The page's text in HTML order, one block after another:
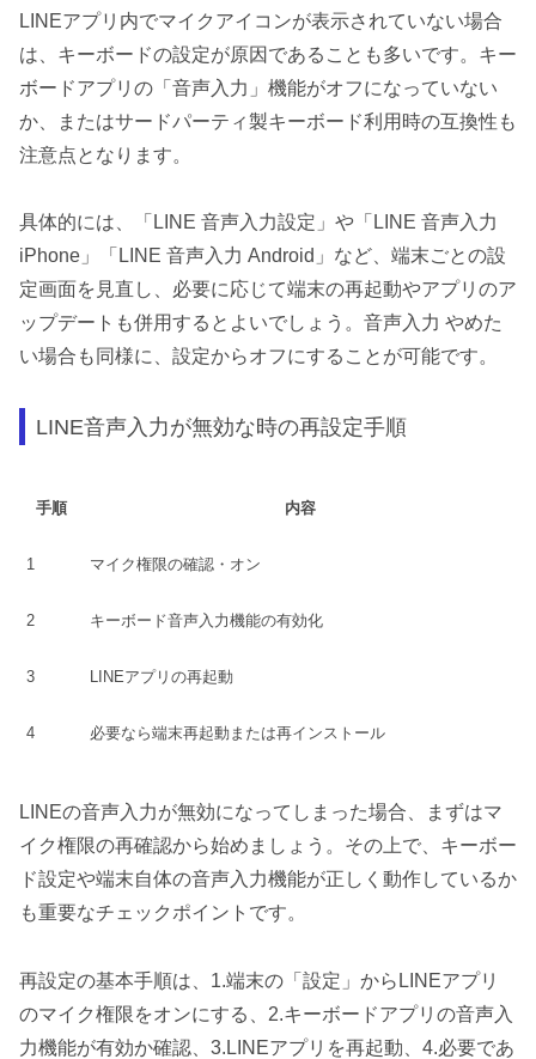
LINEアプリ内でマイクアイコンが表示されていない場合
は、キーボードの設定が原因であることも多いです。キー
ボードアプリの「音声入力」機能がオフになっていない
か、またはサードパーティ製キーボード利用時の互換性も
注意点となります。
具体的には、「LINE 音声入力設定」や「LINE 音声入力
iPhone」「LINE 音声入力 Android」など、端末ごとの設
定画面を見直し、必要に応じて端末の再起動やアプリのア
ップデートも併用するとよいでしょう。音声入力 やめた
い場合も同様に、設定からオフにすることが可能です。
LINE音声入力が無効な時の再設定手順
手順 内容
1 マイク権限の確認・オン
2 キーボード音声入力機能の有効化
3 LINEアプリの再起動
4 必要なら端末再起動または再インストール
LINEの音声入力が無効になってしまった場合、まずはマ
イク権限の再確認から始めましょう。その上で、キーボー
ド設定や端末自体の音声入力機能が正しく動作しているか
も重要なチェックポイントです。
再設定の基本手順は、1.端末の「設定」からLINEアプリ
のマイク権限をオンにする、2.キーボードアプリの音声入
力機能が有効か確認、3.LINEアプリを再起動、4.必要であ